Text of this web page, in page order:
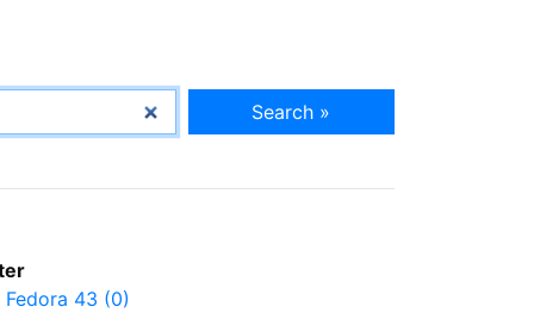
Search »
Fedora 43 (0)